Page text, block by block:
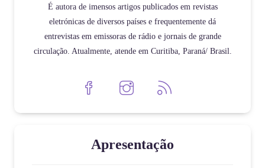
É autora de imensos artigos publicados em revistas
eletrónicas de diversos países e frequentemente dá
entrevistas em emissoras de rádio e jornais de grande
circulação. Atualmente, atende em Curitiba, Paraná/ Brasil.
Apresentação